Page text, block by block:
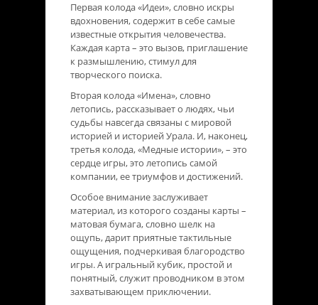
Первая колода «Идеи», словно искры
вдохновения, содержит в себе самые
известные открытия человечества.
Каждая карта – это вызов, приглашение
к размышлению, стимул для
творческого поиска.
Вторая колода «Имена», словно
летопись, рассказывает о людях, чьи
судьбы навсегда связаны с мировой
историей и историей Урала. И, наконец,
третья колода, «Медные истории», – это
сердце игры, это летопись самой
компании, ее триумфов и достижений.
Особое внимание заслуживает
материал, из которого созданы карты –
матовая бумага, словно шелк на
ощупь, дарит приятные тактильные
ощущения, подчеркивая благородство
игры. А игральный кубик, простой и
понятный, служит проводником в этом
захватывающем приключении.